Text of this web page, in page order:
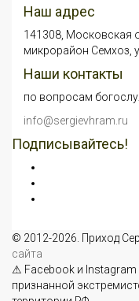
Наш адрес
141308, Московская
микрорайон Семхоз,
Наши контакты
по вопросам
info@sergievhram.ru
Подписывайтесь!
© 2012-2026. Приход
сайта
⚠ Facebook и Instagram
признанной